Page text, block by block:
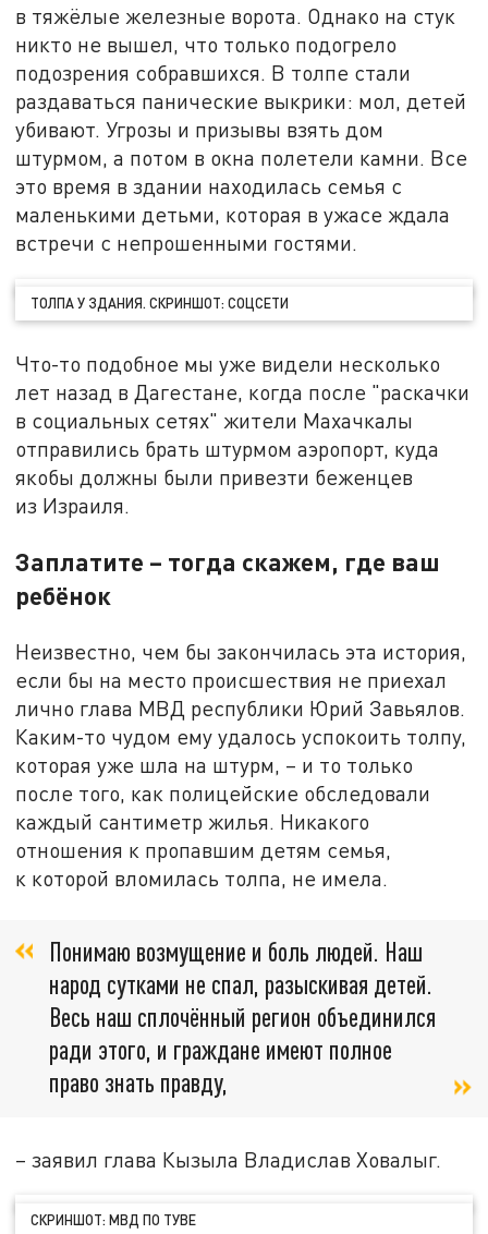
в тяжёлые железные ворота. Однако на стук
никто не вышел, что только подогрело
подозрения собравшихся. В толпе стали
раздаваться панические выкрики: мол, детей
убивают. Угрозы и призывы взять дом
штурмом, а потом в окна полетели камни. Все
это время в здании находилась семья с
маленькими детьми, которая в ужасе ждала
встречи с непрошенными гостями.
ТОЛПА У ЗДАНИЯ. СКРИНШОТ: СОЦСЕТИ
Что-то подобное мы уже видели несколько
лет назад в Дагестане, когда после "раскачки
в социальных сетях" жители Махачкалы
отправились брать штурмом аэропорт, куда
якобы должны были привезти беженцев
из Израиля.
Заплатите – тогда скажем, где ваш
ребёнок
Неизвестно, чем бы закончилась эта история,
если бы на место происшествия не приехал
лично глава МВД республики Юрий Завьялов.
Каким-то чудом ему удалось успокоить толпу,
которая уже шла на штурм, – и то только
после того, как полицейские обследовали
каждый сантиметр жилья. Никакого
отношения к пропавшим детям семья,
к которой вломилась толпа, не имела.
Понимаю возмущение и боль людей. Наш
народ сутками не спал, разыскивая детей.
Весь наш сплочённый регион объединился
ради этого, и граждане имеют полное
право знать правду,
– заявил глава Кызыла Владислав Ховалыг.
СКРИНШОТ: МВД ПО ТУВЕ